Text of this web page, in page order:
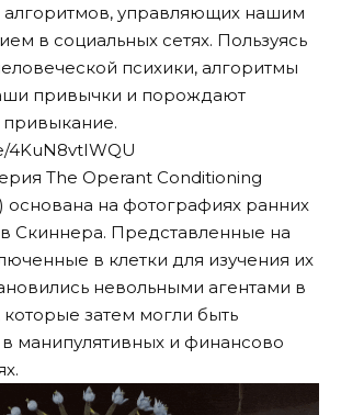
алгоритмов, управляющих нашим
в социальных сетях. Пользуясь
психики, алгоритмы
привычки и порождают
4KuN8vtIWQU
The Operant Conditioning
основана на фотографиях ранних
Скиннера. Представленные на
в клетки для изучения их
невольными агентами в
затем могли быть
манипулятивных и финансово